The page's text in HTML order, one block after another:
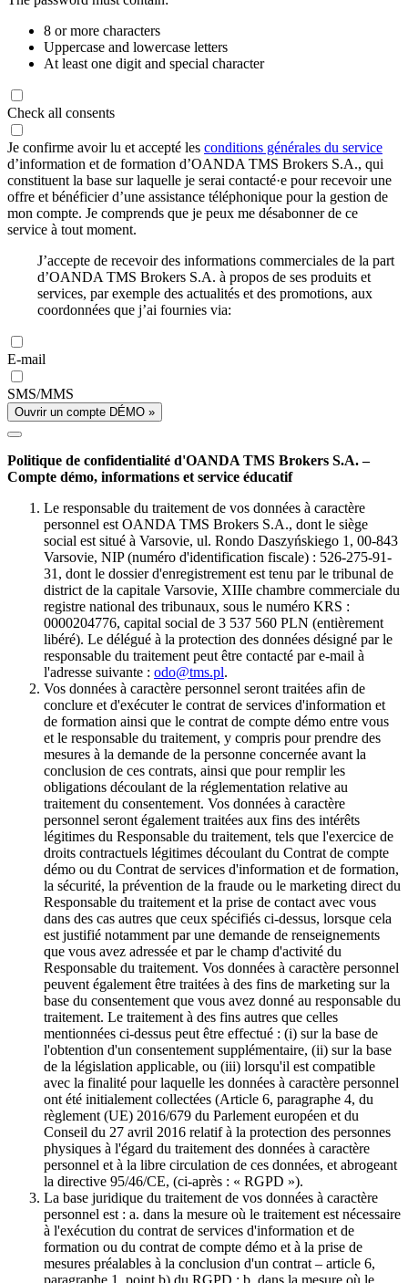
8 or more characters
Uppercase and lowercase letters
At least one digit and special character
Check all consents
Je confirme avoir lu et accepté les conditions générales du service
d’information et de formation d’OANDA TMS Brokers S.A., qui
constituent la base sur laquelle je serai contacté·e pour recevoir une
offre et bénéficier d’une assistance téléphonique pour la gestion de
mon compte. Je comprends que je peux me désabonner de ce
service à tout moment.
J’accepte de recevoir des informations commerciales de la part
d’OANDA TMS Brokers S.A. à propos de ses produits et
services, par exemple des actualités et des promotions, aux
coordonnées que j’ai fournies via:
E-mail
SMS/MMS
Ouvrir un compte DÉMO »
Politique de confidentialité d'OANDA TMS Brokers S.A. –
Compte démo, informations et service éducatif
Le responsable du traitement de vos données à caractère
personnel est OANDA TMS Brokers S.A., dont le siège
social est situé à Varsovie, ul. Rondo Daszyńskiego 1, 00-843
Varsovie, NIP (numéro d'identification fiscale) : 526-275-91-
31, dont le dossier d'enregistrement est tenu par le tribunal de
district de la capitale Varsovie, XIIIe chambre commerciale du
registre national des tribunaux, sous le numéro KRS :
0000204776, capital social de 3 537 560 PLN (entièrement
libéré). Le délégué à la protection des données désigné par le
responsable du traitement peut être contacté par e-mail à
l'adresse suivante : odo@tms.pl.
Vos données à caractère personnel seront traitées afin de
conclure et d'exécuter le contrat de services d'information et
de formation ainsi que le contrat de compte démo entre vous
et le responsable du traitement, y compris pour prendre des
mesures à la demande de la personne concernée avant la
conclusion de ces contrats, ainsi que pour remplir les
obligations découlant de la réglementation relative au
traitement du consentement. Vos données à caractère
personnel seront également traitées aux fins des intérêts
légitimes du Responsable du traitement, tels que l'exercice de
droits contractuels légitimes découlant du Contrat de compte
démo ou du Contrat de services d'information et de formation,
la sécurité, la prévention de la fraude ou le marketing direct du
Responsable du traitement et la prise de contact avec vous
dans des cas autres que ceux spécifiés ci-dessus, lorsque cela
est justifié notamment par une demande de renseignements
que vous avez adressée et par le champ d'activité du
Responsable du traitement. Vos données à caractère personnel
peuvent également être traitées à des fins de marketing sur la
base du consentement que vous avez donné au responsable du
traitement. Le traitement à des fins autres que celles
mentionnées ci-dessus peut être effectué : (i) sur la base de
l'obtention d'un consentement supplémentaire, (ii) sur la base
de la législation applicable, ou (iii) lorsqu'il est compatible
avec la finalité pour laquelle les données à caractère personnel
ont été initialement collectées (Article 6, paragraphe 4, du
règlement (UE) 2016/679 du Parlement européen et du
Conseil du 27 avril 2016 relatif à la protection des personnes
physiques à l'égard du traitement des données à caractère
personnel et à la libre circulation de ces données, et abrogeant
la directive 95/46/CE, (ci-après : « RGPD »).
La base juridique du traitement de vos données à caractère
personnel est : a. dans la mesure où le traitement est nécessaire
à l'exécution du contrat de services d'information et de
formation ou du contrat de compte démo et à la prise de
mesures préalables à la conclusion d'un contrat – article 6,
paragraphe 1, point b) du RGPD ; b. dans la mesure où le